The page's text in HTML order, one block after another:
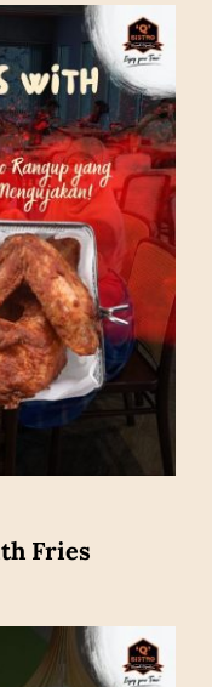
Fries